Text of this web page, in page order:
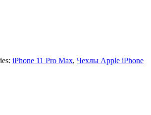
iPhone 11 Pro Max, Чехлы Apple iPhone